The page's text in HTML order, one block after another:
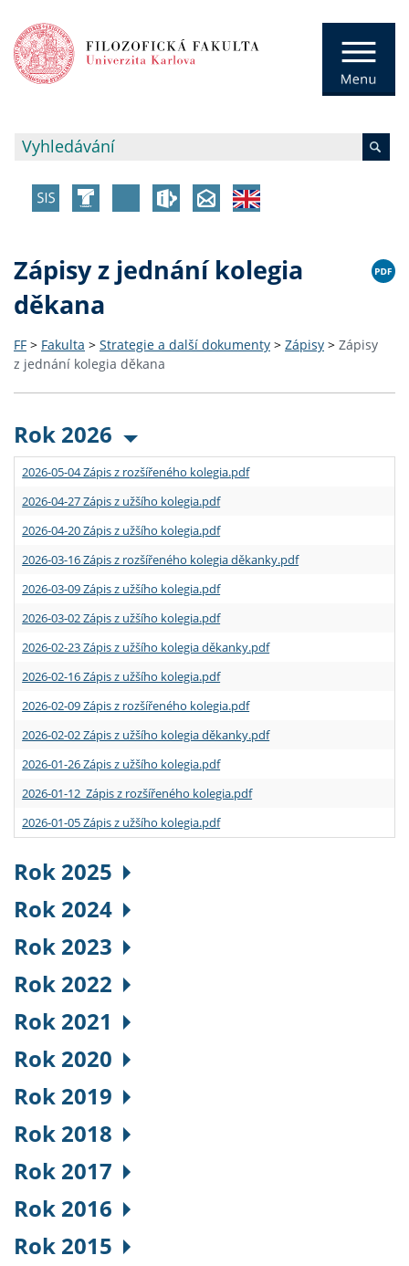
Zápisy z jednání kolegia
děkana
FF > Fakulta > Strategie a další dokumenty > Zápisy > Zápisy
z jednání kolegia děkana
Rok 2026
2026-05-04 Zápis z rozšířeného kolegia.pdf
2026-04-27 Zápis z užšího kolegia.pdf
2026-04-20 Zápis z užšího kolegia.pdf
2026-03-16 Zápis z rozšířeného kolegia děkanky.pdf
2026-03-09 Zápis z užšího kolegia.pdf
2026-03-02 Zápis z užšího kolegia.pdf
2026-02-23 Zápis z užšího kolegia děkanky.pdf
2026-02-16 Zápis z užšího kolegia.pdf
2026-02-09 Zápis z rozšířeného kolegia.pdf
2026-02-02 Zápis z užšího kolegia děkanky.pdf
2026-01-26 Zápis z užšího kolegia.pdf
2026-01-12 Zápis z rozšířeného kolegia.pdf
2026-01-05 Zápis z užšího kolegia.pdf
Rok 2025
Rok 2024
Rok 2023
Rok 2022
Rok 2021
Rok 2020
Rok 2019
Rok 2018
Rok 2017
Rok 2016
Rok 2015